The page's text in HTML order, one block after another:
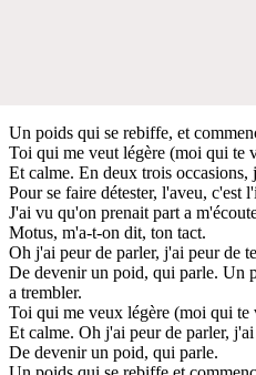
Un poids qui se rebiffe, et
Toi qui me veut légère (moi qui te
Et calme. En deux trois occasions,
Pour se faire détester, l'aveu, c'est
J'ai vu qu'on prenait part a
Motus, m'a-t-on dit, ton tact.
Oh j'ai peur de parler, j'ai peur de
De devenir un poid, qui parle. Un
a trembler.
Toi qui me veux légère (moi qui te
Et calme. Oh j'ai peur de parler,
De devenir un poid, qui parle.